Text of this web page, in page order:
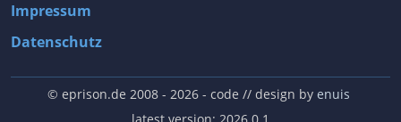
Impressum
Datenschutz
© eprison.de 2008 - 2026- code // design by enuis